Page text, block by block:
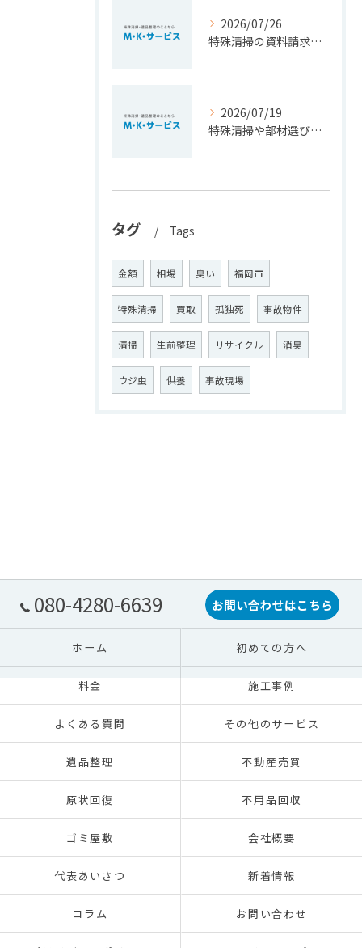
2026/07/26
特殊清掃の資料請求で費用相場や依頼基準を正しく知るための徹底ガイド
2026/07/19
特殊清掃や部材選びのポイントを福岡県豊前市で安心費用とともに徹底解説
タグ Tags
金額 相場 臭い 福岡市
特殊清掃 買取 孤独死 事故物件
清掃 生前整理 リサイクル 消臭
ウジ虫 供養 事故現場
080-4280-6639 お問い合わせはこちら
ホーム 初めての方へ
料金 施工事例
よくある質問 その他のサービス
遺品整理 不動産売買
原状回復 不用品回収
ゴミ屋敷 会社概要
代表あいさつ 新着情報
コラム お問い合わせ